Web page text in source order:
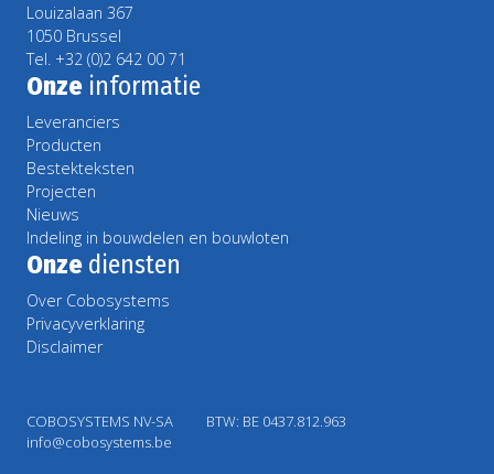
Louizalaan 367
1050 Brussel
Tel. +32 (0)2 642 00 71
Onze informatie
Leveranciers
Producten
Bestekteksten
Projecten
Nieuws
Indeling in bouwdelen en bouwloten
Onze diensten
Over Cobosystems
Privacyverklaring
Disclaimer
COBOSYSTEMS NV-SA
BTW: BE 0437.812.963
info@cobosystems.be